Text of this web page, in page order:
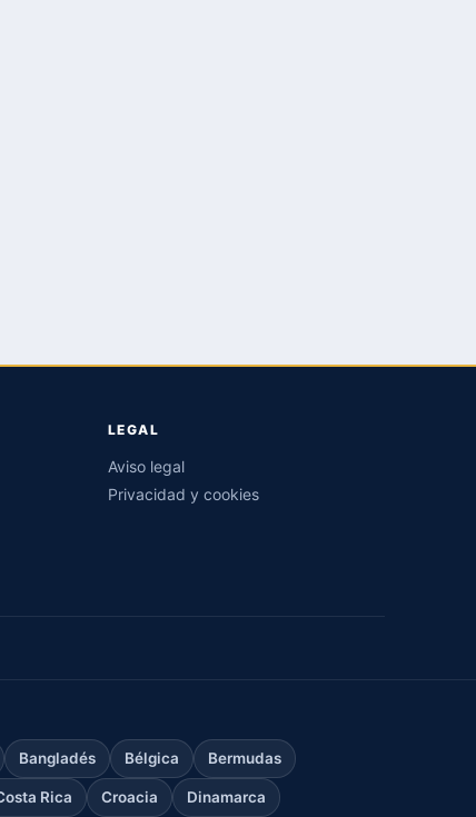
LEGAL
Aviso legal
Privacidad y cookies
Bangladés Bélgica Bermudas
Rica Croacia Dinamarca